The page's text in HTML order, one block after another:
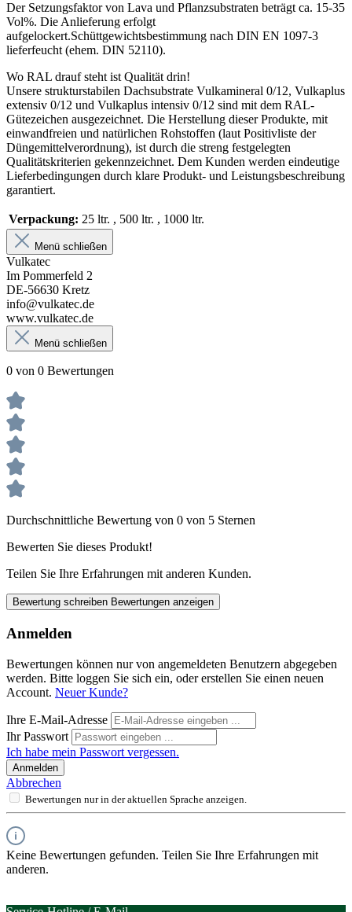
Der Setzungsfaktor von Lava und Pflanzsubstraten beträgt ca. 15-35
Vol%. Die Anlieferung erfolgt
aufgelockert.Schüttgewichtsbestimmung nach DIN EN 1097-3
lieferfeucht (ehem. DIN 52110).
Wo RAL drauf steht ist Qualität drin!
Unsere strukturstabilen Dachsubstrate Vulkamineral 0/12, Vulkaplus
extensiv 0/12 und Vulkaplus intensiv 0/12 sind mit dem RAL-
Gütezeichen ausgezeichnet. Die Herstellung dieser Produkte, mit
einwandfreien und natürlichen Rohstoffen (laut Positivliste der
Düngemittelverordnung), ist durch die streng festgelegten
Qualitätskriterien gekennzeichnet. Dem Kunden werden eindeutige
Lieferbedingungen durch klare Produkt- und Leistungsbeschreibung
garantiert.
Verpackung: 25 ltr. , 500 ltr. , 1000 ltr.
Menü schließen
Vulkatec
Im Pommerfeld 2
DE-56630 Kretz
info@vulkatec.de
www.vulkatec.de
Menü schließen
0 von 0 Bewertungen
Durchschnittliche Bewertung von 0 von 5 Sternen
Bewerten Sie dieses Produkt!
Teilen Sie Ihre Erfahrungen mit anderen Kunden.
Bewertung schreiben Bewertungen anzeigen
Anmelden
Bewertungen können nur von angemeldeten Benutzern abgegeben
werden. Bitte loggen Sie sich ein, oder erstellen Sie einen neuen
Account. Neuer Kunde?
Ihre E-Mail-Adresse
Ihr Passwort
Ich habe mein Passwort vergessen.
Anmelden
Abbrechen
Bewertungen nur in der aktuellen Sprache anzeigen.
Keine Bewertungen gefunden. Teilen Sie Ihre Erfahrungen mit
anderen.